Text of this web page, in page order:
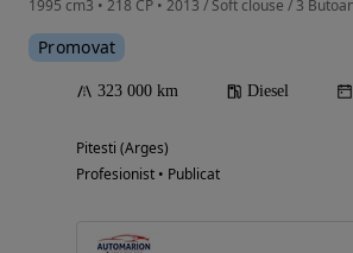
Promovat
323 000 km Diesel
Pitesti (Arges)
Profesionist • Publicat